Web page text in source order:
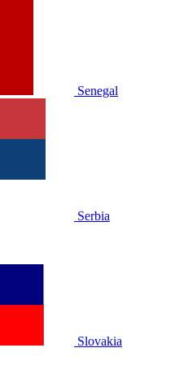
Senegal
Serbia
Slovakia